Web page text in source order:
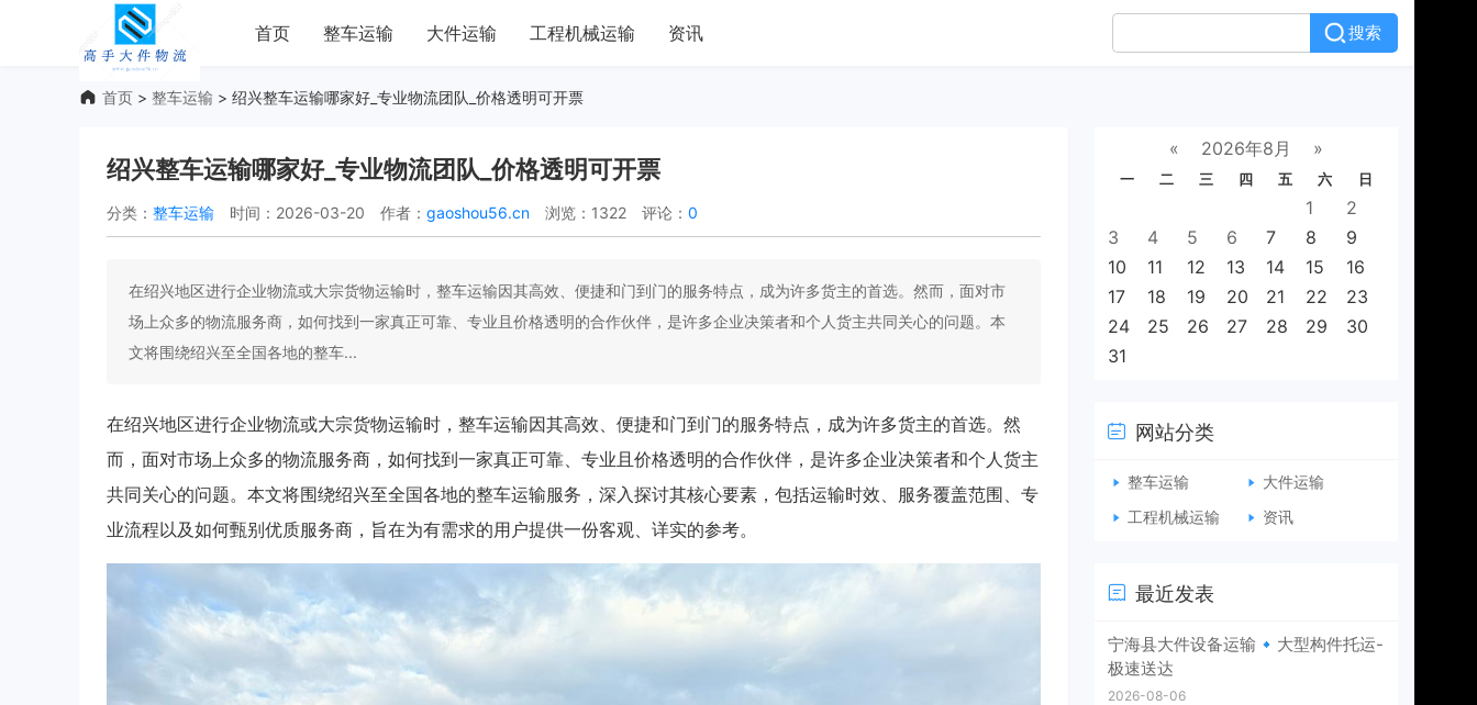
首页 整车运输 大件运输 工程机械运输 资讯 搜索
首页 > 整车运输 > 绍兴整车运输哪家好_专业物流团队_价格透明可开票
绍兴整车运输哪家好_专业物流团队_价格透明可开票
分类： 整车运输 时间：2026-03-20 作者： gaoshou56.cn 浏览：1322 评论： 0
在绍兴地区进行企业物流或大宗货物运输时，整车运输因其高效、便捷和门到门的服务特点，成为许多货主的首选。然而，面对市
场上众多的物流服务商，如何找到一家真正可靠、专业且价格透明的合作伙伴，是许多企业决策者和个人货主共同关心的问题。本
文将围绕绍兴至全国各地的整车...
在绍兴地区进行企业物流或大宗货物运输时，整车运输因其高效、便捷和门到门的服务特点，成为许多货主的首选。然
而，面对市场上众多的物流服务商，如何找到一家真正可靠、专业且价格透明的合作伙伴，是许多企业决策者和个人货主
共同关心的问题。本文将围绕绍兴至全国各地的整车运输服务，深入探讨其核心要素，包括运输时效、服务覆盖范围、专
业流程以及如何甄别优质服务商，旨在为有需求的用户提供一份客观、详实的参考。
« 2026年8月 »
一 二 三 四 五 六 日
1
2
3
4 5 6 7 8
9
10
11 12 13 14 15
16
17
18 19 20 21 22
23
24
25 26 27 28 29
30
31
网站分类
整车运输
大件运输
工程机械运输
资讯
最近发表
宁海县大件设备运输🔹大型构件托运-
极速送达
2026-08-06